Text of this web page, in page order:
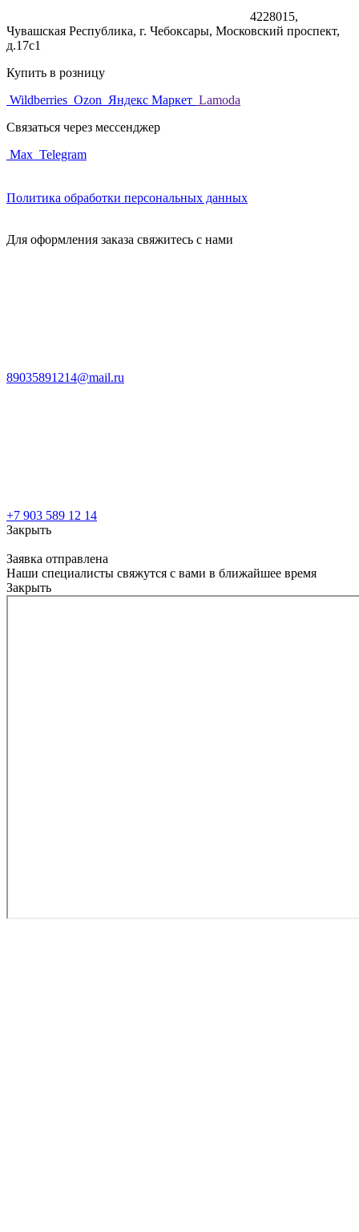
4228015,
Чувашская Республика, г. Чебоксары, Московский проспект,
д.17с1
Купить в розницу
Wildberries Ozon Яндекс Маркет Lamoda
Связаться через мессенджер
Max Telegram
Политика обработки персональных данных
Для оформления заказа свяжитесь с нами
89035891214@mail.ru
+7 903 589 12 14
Закрыть
Заявка отправлена
Наши специалисты свяжутся с вами в ближайшее время
Закрыть